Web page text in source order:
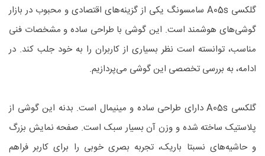
گلکسی A05s سامسونگ یکی از گزینه‌های اقتصادی و محبوب در بازار
گوشی‌های هوشمند است. این گوشی با طراحی ساده و مشخصات فنی
مناسب، توانسته است نظر بسیاری از کاربران را به خود جلب کند. در
ادامه، به بررسی تخصصی این گوشی می‌پردازیم.
گلکسی A05s دارای طراحی ساده و مینیمال است. بدنه این گوشی از
پلاستیک ساخته شده و وزن آن بسیار سبک است. صفحه نمایش بزرگ
و حاشیه‌های نسبتا باریک، تجربه بصری خوبی را برای کاربر فراهم